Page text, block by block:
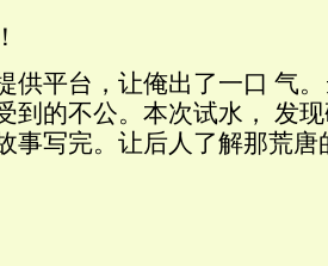
供平台，让俺出了一口 气
到的不公。本次试水， 发
事写完。让后人了解那荒唐